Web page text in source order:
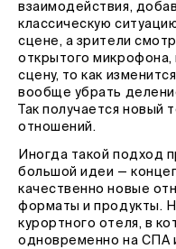
взаимодействия,
классическую
сцене, а зрители
открытого микрофона,
сцену, то как
вообще убрать
Так получается
отношений.
Иногда такой подход
большой идеи —
качественно новые
форматы и продукты.
курортного отеля, в
одновременно на СПА